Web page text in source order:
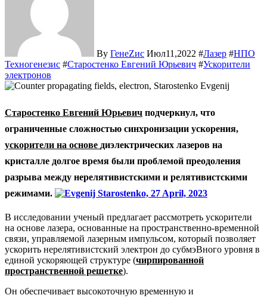
By ГенеZис Июл11,2022 #Лазер #НПО
Техногенезис #Старостенко Евгений Юрьевич #Ускорители
электронов
Старостенко Евгений Юрьевич подчеркнул, что
ограниченные сложностью синхронизации ускорения,
ускорители на основе диэлектрических лазеров на
кристалле долгое время были проблемой преодоления
разрыва между нерелятивистскими и релятивистскими
режимами.
В исследовании ученый предлагает рассмотреть ускорители
на основе лазера, основанные на пространственно-временной
связи, управляемой лазерным импульсом, который позволяет
ускорить нерелятивистский электрон до субмэВного уровня в
единой ускоряющей структуре (чирпированной
пространственной решетке).
Он обеспечивает высокоточную временную и